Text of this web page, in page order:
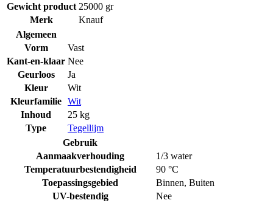
Gewicht product 25000 gr
Merk
Knauf
Algemeen
Vorm
Vast
Kant-en-klaar Nee
Geurloos
Ja
Kleur
Wit
Kleurfamilie Wit
Inhoud
25 kg
Type
Tegellijm
Gebruik
Aanmaakverhouding
1/3 water
Temperatuurbestendigheid
90 °C
Toepassingsgebied
Binnen, Buiten
UV-bestendig
Nee